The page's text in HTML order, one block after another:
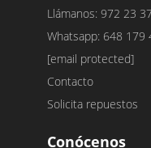
Llámanos: 972 23
Whatsapp: 648 179
[email protected]
Contacto
Solicita repuestos
Conócenos